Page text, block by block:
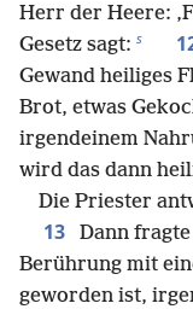
Herr der Heere:
Gesetz sagt: s
Gewand heiliges
Brot, etwas
irgendeinem
wird das dann
Die Priester
13
Dann
Berührung mit
geworden ist,